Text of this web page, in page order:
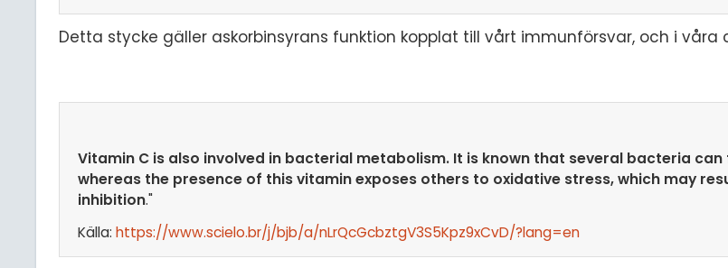
Detta stycke gäller askorbinsyrans funktion kopplat till vårt immunförsvar, och i våra
Vitamin C is also involved in bacterial metabolism. It is known that several bacteria
whereas the presence of this vitamin exposes others to oxidative stress, which may
inhibition."
Källa: https://www.scielo.br/j/bjb/a/nLrQcGcbztgV3S5Kpz9xCvD/?lang=en